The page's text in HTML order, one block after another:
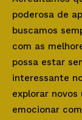
poderosa de
buscamos
com as
possa estar
interessante
explorar novos
emocionar